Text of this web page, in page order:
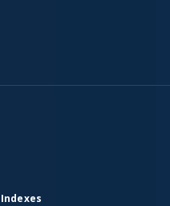
Indexes